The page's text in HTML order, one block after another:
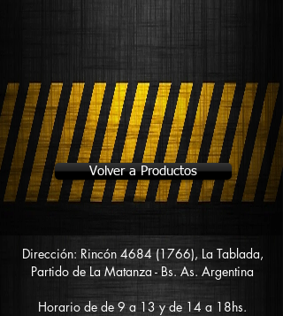
Volver a Productos
Dirección: Rincón 4684 (1766), La Tablada,
Partido de La Matanza - Bs. As. Argentina
Horario de de 9 a 13 y de 14 a 18hs.